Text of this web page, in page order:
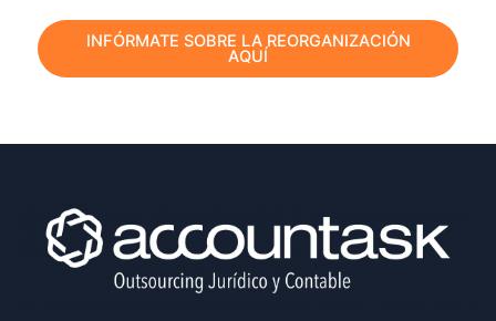
INFÓRMATE SOBRE LA REORGANIZACIÓN
AQUÍ